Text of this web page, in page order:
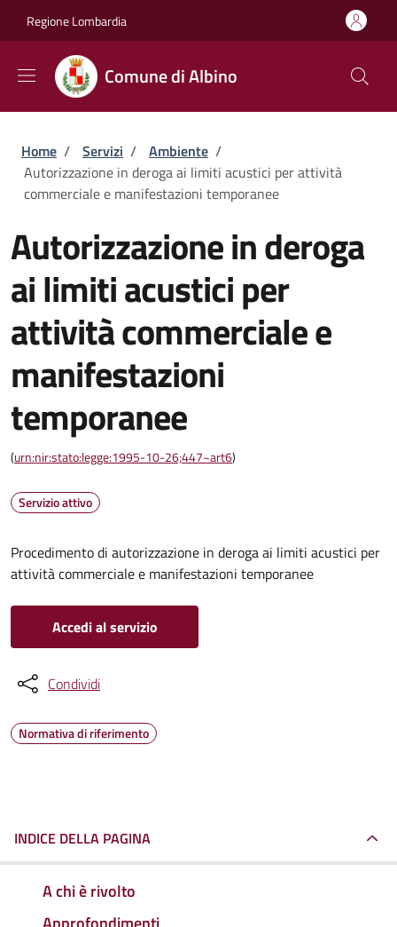
Regione Lombardia
Comune di Albino
Briciole di pane
Home / Servizi / Ambiente /
Autorizzazione in deroga ai limiti acustici per attività
commerciale e manifestazioni temporanee
Autorizzazione in deroga
ai limiti acustici per
attività commerciale e
manifestazioni
temporanee
(urn:nir:stato:legge:1995-10-26;447~art6)
Servizio attivo
Procedimento di autorizzazione in deroga ai limiti acustici per
attività commerciale e manifestazioni temporanee
Accedi al servizio
Condividi
Normativa di riferimento
INDICE DELLA PAGINA
A chi è rivolto